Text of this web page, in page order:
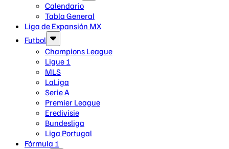
Calendario
Tabla General
Liga de Expansión MX
Futbol
Champions League
Ligue 1
MLS
LaLiga
Serie A
Premier League
Eredivisie
Bundesliga
Liga Portugal
Fórmula 1